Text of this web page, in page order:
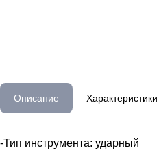
Описание Характеристики
-Тип инструмента: ударный